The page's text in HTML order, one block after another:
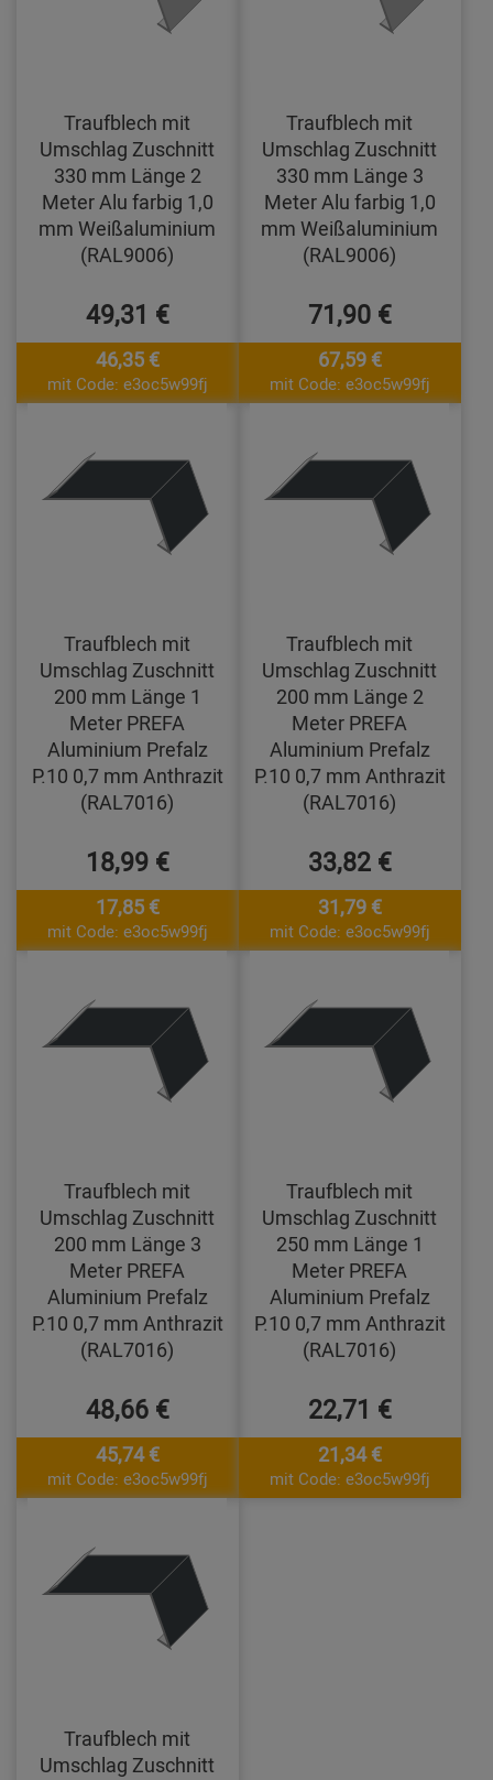
Traufblech mit
Umschlag Zuschnitt
330 mm Länge 2
Meter Alu farbig 1,0
mm Weißaluminium
(RAL9006)
49,31 €
46,35 €
mit Code: e3oc5w99fj
Traufblech mit
Umschlag Zuschnitt
330 mm Länge 3
Meter Alu farbig 1,0
mm Weißaluminium
(RAL9006)
71,90 €
67,59 €
mit Code: e3oc5w99fj
Traufblech mit
Umschlag Zuschnitt
200 mm Länge 1
Meter PREFA
Aluminium Prefalz
P.10 0,7 mm Anthrazit
(RAL7016)
18,99 €
17,85 €
mit Code: e3oc5w99fj
Traufblech mit
Umschlag Zuschnitt
200 mm Länge 2
Meter PREFA
Aluminium Prefalz
P.10 0,7 mm Anthrazit
(RAL7016)
33,82 €
31,79 €
mit Code: e3oc5w99fj
Traufblech mit
Umschlag Zuschnitt
200 mm Länge 3
Meter PREFA
Aluminium Prefalz
P.10 0,7 mm Anthrazit
(RAL7016)
48,66 €
45,74 €
mit Code: e3oc5w99fj
Traufblech mit
Umschlag Zuschnitt
250 mm Länge 1
Meter PREFA
Aluminium Prefalz
P.10 0,7 mm Anthrazit
(RAL7016)
22,71 €
21,34 €
mit Code: e3oc5w99fj
Traufblech mit
Umschlag Zuschnitt